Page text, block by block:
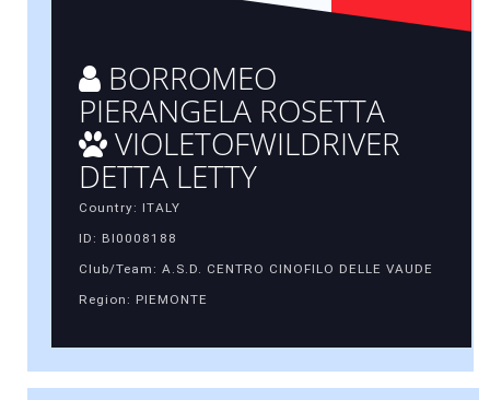
BORROMEO
PIERANGELA ROSETTA
VIOLETOFWILDRIVER
DETTA LETTY
Country: ITALY
ID: BI0008188
Club/Team: A.S.D. CENTRO CINOFILO DELLE VAUDE
Region: PIEMONTE